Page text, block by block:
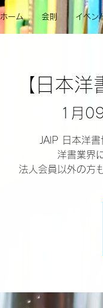
ホーム 会則 イベン
【日本
1月
JAIP 日本洋
洋書業界
法人会員以外の方